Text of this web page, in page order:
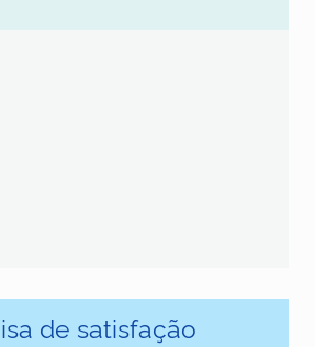
de satisfação